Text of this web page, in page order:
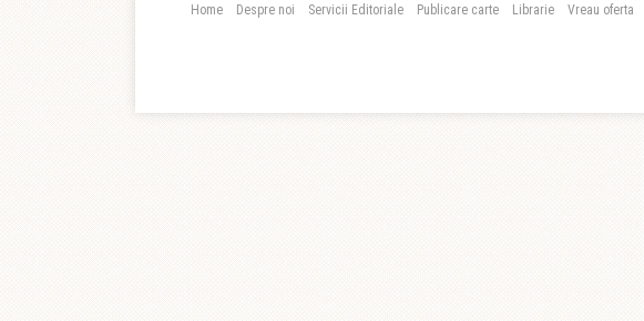
Home Despre noi Servicii Editoriale Publicare carte Librarie Vreau oferta